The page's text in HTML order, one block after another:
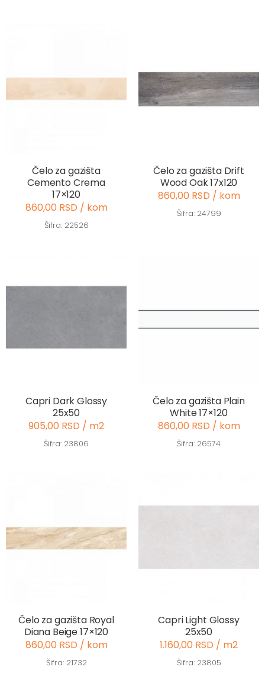
Čelo za gazišta
Cemento Crema
17×120
860,00 RSD / kom
Šifra: 22526
Čelo za gazišta Drift
Wood Oak 17x120
860,00 RSD / kom
Šifra: 24799
Capri Dark Glossy
25x50
905,00 RSD / m2
Šifra: 23806
Čelo za gazišta Plain
White 17×120
860,00 RSD / kom
Šifra: 26574
Čelo za gazišta Royal
Diana Beige 17×120
860,00 RSD / kom
Šifra: 21732
Capri Light Glossy
25x50
1.160,00 RSD / m2
Šifra: 23805